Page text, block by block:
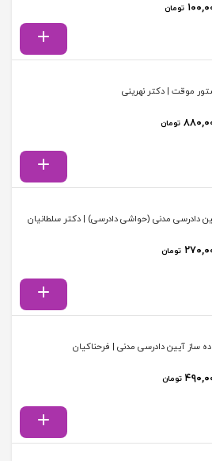
تومان
موقت | دکتر نهرینی
تومان
دادرسی مدنی (حواشی دادرسی) | دکتر سلطانیان
تومان
ساز آیین دادرسی مدنی | فرحناکیان
تومان